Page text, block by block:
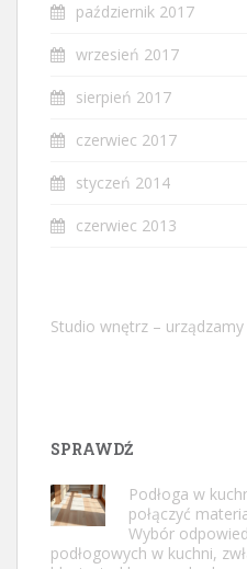
październik 2017
wrzesień 2017
sierpień 2017
czerwiec 2017
styczeń 2014
czerwiec 2013
Studio wnętrz –
SPRAWDŹ
Podłoga w
połączyć
Wybór
podłogowych w kuchni,